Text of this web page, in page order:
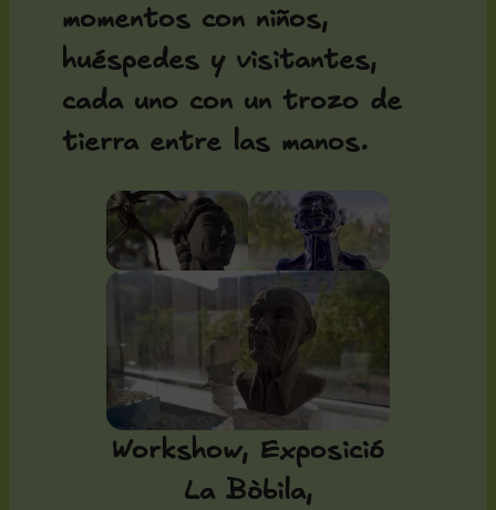
momentos con niños,
huéspedes y visitantes,
cada uno con un trozo de
tierra entre las manos.
Workshow, Exposició
La Bòbila,